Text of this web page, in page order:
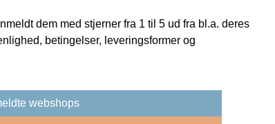
dem med stjerner fra 1 til 5 ud fra bl.a. deres
betingelser, leveringsformer og
webshops